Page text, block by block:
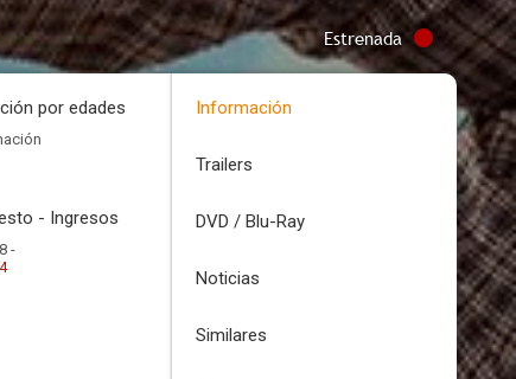
Estrenada
por edades
- Ingresos
-
Información
Trailers
DVD / Blu-Ray
Noticias
Similares